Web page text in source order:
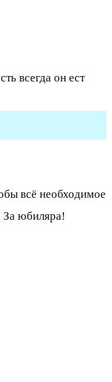
всегда он ест
всё необходимое
За юбиляра!